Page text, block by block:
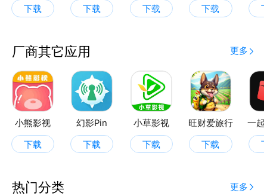
下载 下载 下载 下载
厂商其它应用 更多
小熊影视
下载
幻影Pin
下载
小草影视
下载
旺财爱旅行
下载
一
热门分类 更多